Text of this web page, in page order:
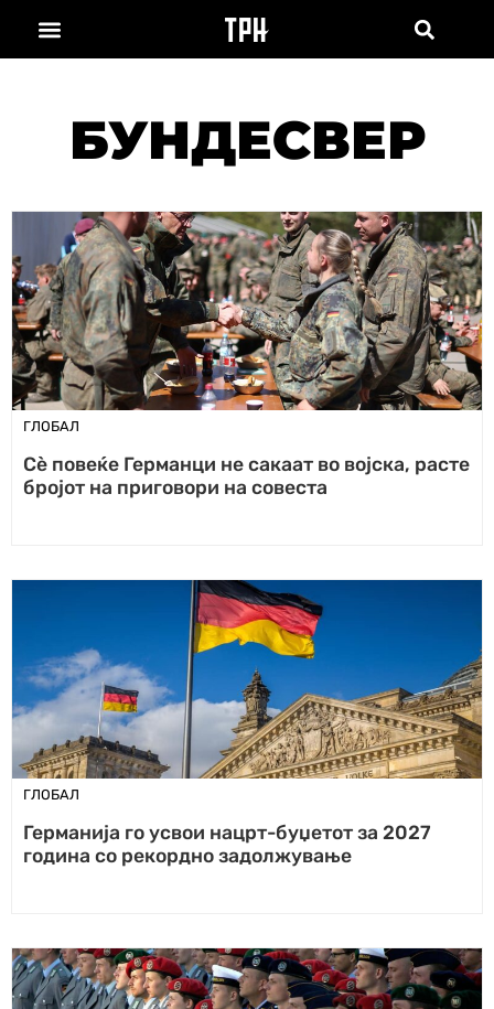
БУНДЕСВЕР
ГЛОБАЛ
Сѐ повеќе Германци не сакаат во војска, расте
бројот на приговори на совеста
ГЛОБАЛ
Германија го усвои нацрт-буџетот за 2027
година со рекордно задолжување